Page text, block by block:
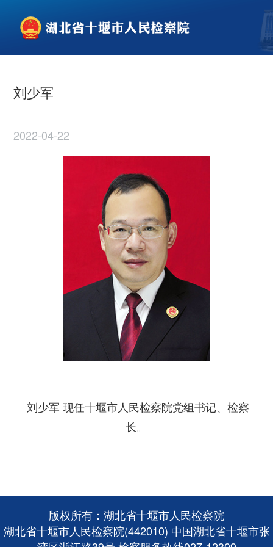
刘少军
2022-04-22
刘少军 现任十堰市人民检察院党组书记、检察
长。
版权所有：湖北省十堰市人民检察院
湖北省十堰市人民检察院(442010) 中国湖北省十堰市张